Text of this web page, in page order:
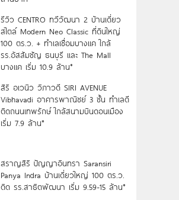
รีวิว CENTRO ทวีวัฒนา 2 บ้านเดี่ยว
สไตล์ Modern Neo Classic ที่ดินใหญ่
100 ตร.ว. + ทำเลเชื่อมบางแค ใกล้
รร.อัสสัมชัญ ธนบุรี และ The Mall
บางแค เริ่ม 10.9 ล้าน*
สิริ อเวนิว วิภาวดี SIRI AVENUE
Vibhavadi อาคารพาณิชย์ 3 ชั้น ทำเลดี
ติดถนนเทพรักษ์ ใกล้สนามบินดอนเมือง
เริ่ม 7.9 ล้าน*
สราญสิริ ปัญญาอินทรา Saransiri
Panya Indra บ้านเดี่ยวใหญ่ 100 ตร.ว.
ดิด รร.สาธิตพัฒนา เริ่ม 9.59-15 ล้าน*